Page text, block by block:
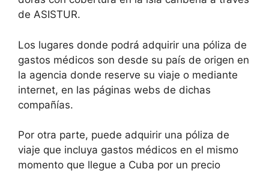
de ASISTUR.
Los lugares donde podrá adquirir una póliza de
gastos médicos son desde su país de origen en
la agencia donde reserve su viaje o mediante
internet, en las páginas webs de dichas
compañías.
Por otra parte, puede adquirir una póliza de
viaje que incluya gastos médicos en el mismo
momento que llegue a Cuba por un precio